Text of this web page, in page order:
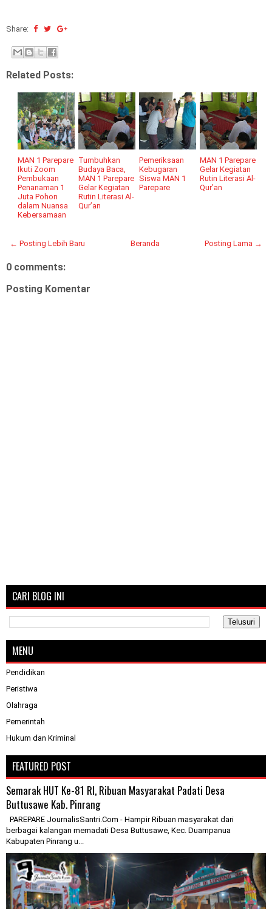
Share:
Related Posts:
MAN 1 Parepare
Ikuti Zoom
Pembukaan
Penanaman 1
Juta Pohon
dalam Nuansa
Kebersamaan
Tumbuhkan
Budaya Baca,
MAN 1 Parepare
Gelar Kegiatan
Rutin Literasi Al-
Qur’an
Pemeriksaan
Kebugaran
Siswa MAN 1
Parepare
MAN 1 Parepare
Gelar Kegiatan
Rutin Literasi Al-
Qur’an
← Posting Lebih Baru Posting Lama →
Beranda
0 comments:
Posting Komentar
CARI BLOG INI
MENU
Pendidikan
Peristiwa
Olahraga
Pemerintah
Hukum dan Kriminal
FEATURED POST
Semarak HUT Ke-81 RI, Ribuan Masyarakat Padati Desa
Buttusawe Kab. Pinrang
PAREPARE JournalisSantri.Com - Hampir Ribuan masyarakat dari
berbagai kalangan memadati Desa Buttusawe, Kec. Duampanua
Kabupaten Pinrang u...